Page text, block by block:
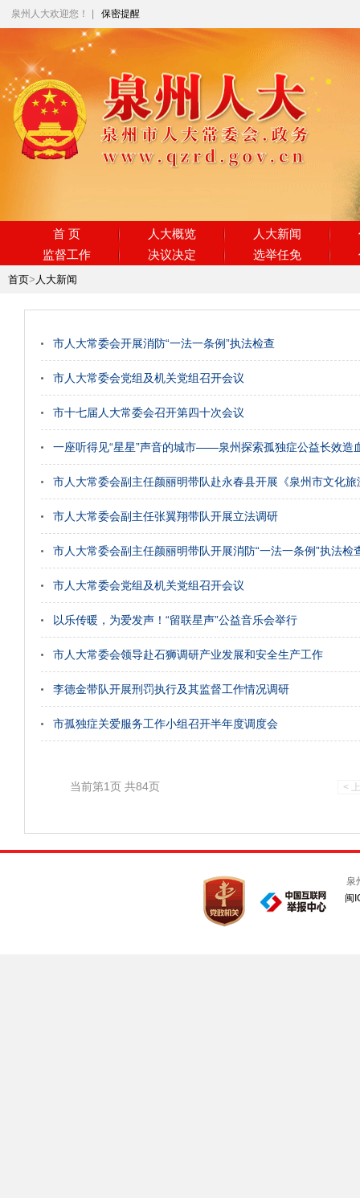
泉州人大欢迎您！ 保密提醒
首 页 人大概览 人大新闻
监督工作
决议决定 选举任免
首页> 人大新闻
市人大常委会开展消防“一法一条例”执法检查
市人大常委会党组及机关党组召开会议
市十七届人大常委会召开第四十次会议
一座听得见“星星”声音的城市——泉州探索孤独症公益长效造
市人大常委会副主任颜丽明带队赴永春县开展《泉州市文化
市人大常委会副主任张翼翔带队开展立法调研
市人大常委会副主任颜丽明带队开展消防“一法一条例”执法检
市人大常委会党组及机关党组召开会议
以乐传暖，为爱发声！“留联星声”公益音乐会举行
市人大常委会领导赴石狮调研产业发展和安全生产工作
李德金带队开展刑罚执行及其监督工作情况调研
市孤独症关爱服务工作小组召开半年度调度会
当前第1页 共84页 <
泉
闽